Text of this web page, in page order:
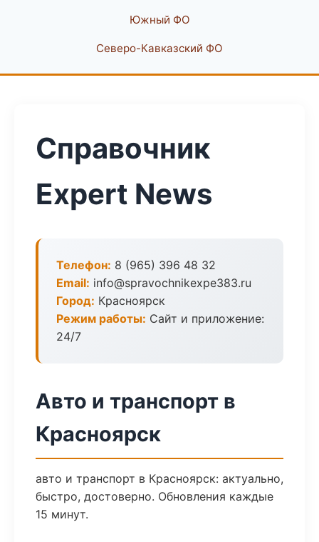
Южный ФО
Северо-Кавказский ФО
Справочник
Expert News
Телефон: 8 (965) 396 48 32
Email: info@spravochnikexpe383.ru
Город: Красноярск
Режим работы: Сайт и приложение:
24/7
Авто и транспорт в
Красноярск
авто и транспорт в Красноярск: актуально,
быстро, достоверно. Обновления каждые
15 минут.